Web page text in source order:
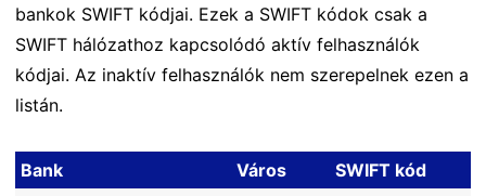
bankok SWIFT kódjai. Ezek a SWIFT kódok csak a
SWIFT hálózathoz kapcsolódó aktív felhasználók
kódjai. Az inaktív felhasználók nem szerepelnek ezen a
listán.
Bank Város
SWIFT kód